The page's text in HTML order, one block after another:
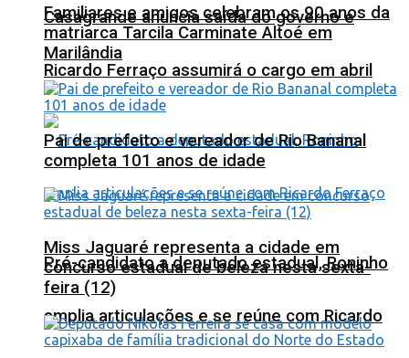
Casagrande anuncia saída do governo e
Ricardo Ferraço assumirá o cargo em abril
Pré-candidato a deputado estadual, Roninho
amplia articulações e se reúne com Ricardo
Familiares e amigos celebram os 90 anos da
matriarca Tarcila Carminate Altoé em
Marilândia
Pai de prefeito e vereador de Rio Bananal
completa 101 anos de idade
Miss Jaguaré representa a cidade em
concurso estadual de beleza nesta sexta-
feira (12)